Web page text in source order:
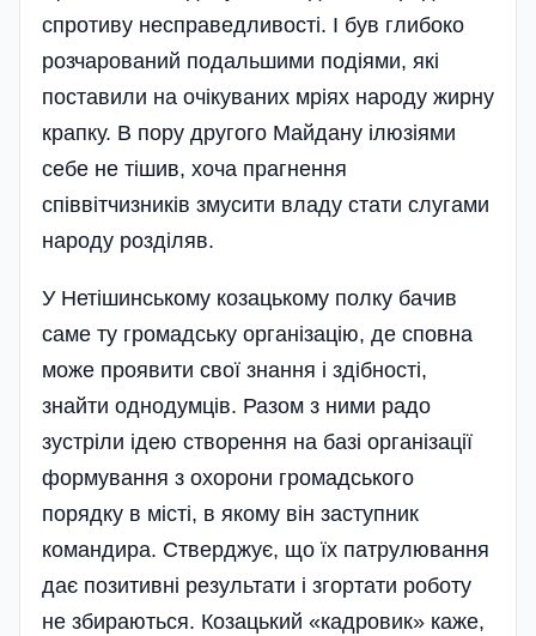
спротиву несправедливості. І був глибоко
розчарований подальшими подіями, які
поставили на очікуваних мріях народу жирну
крапку. В пору другого Майдану ілюзіями
себе не тішив, хоча прагнення
співвітчизників змусити владу стати слугами
народу розділяв.
У Нетішинському козацькому полку бачив
саме ту громадську організацію, де сповна
може проявити свої знання і здібності,
знайти однодумців. Разом з ними радо
зустріли ідею створення на базі організації
формування з охорони громадського
порядку в місті, в якому він заступник
командира. Стверджує, що їх патрулювання
дає позитивні результати і згортати роботу
не збираються. Козацький «кадровик» каже,